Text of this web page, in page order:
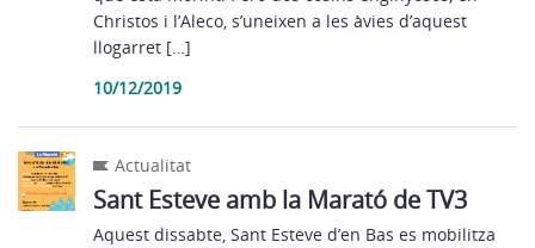
Christos i l’Aleco, s’uneixen a les àvies d’aquest
llogarret […]
10/12/2019
Actualitat
Sant Esteve amb la Marató de TV3
Aquest dissabte, Sant Esteve d’en Bas es mobilitza